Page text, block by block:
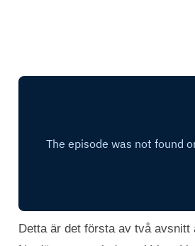
Detta är det första av två avsnitt